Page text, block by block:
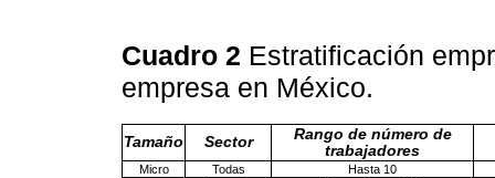
Cuadro 2 Estratificación
empresa en México.
Tamaño Sector
Rango de número de
trabajadores
Micro Todas Hasta 10